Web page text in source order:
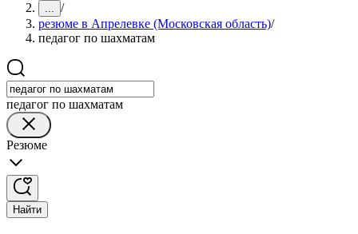
... /
резюме в Апрелевке (Московская область)/
педагог по шахматам
педагог по шахматам
Резюме
Найти